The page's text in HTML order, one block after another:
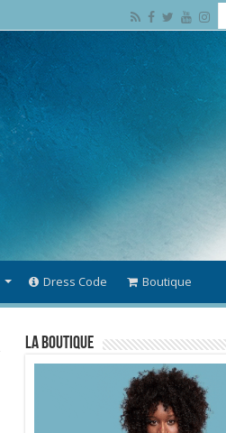
Dress Code Boutique
La Boutique